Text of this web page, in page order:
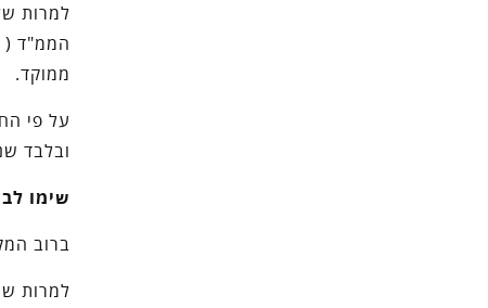
למרות
הממ"ד (
ממוקד.
על פי
ובלבד
שימו לב
ברוב
למרות